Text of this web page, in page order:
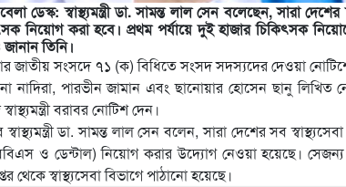
ডেস্ক: স্বাস্থ্যমন্ত্রী ডা. সামন্ত লাল সেন বলেছেন, সারা
নিয়োগ করা হবে। প্রথম পর্যায়ে দুই হাজার চিকিৎসক
তিনি।
জাতীয় সংসদে ৭১ (ক) বিধিতে সংসদ সদস্যদের দেওয়া
নাদিরা, পারভীন জামান এবং ছানোয়ার হোসেন ছানু লিখিত
স্বাস্থ্যমন্ত্রী বরাবর নোটিশ দেন।
ডা. সামন্ত লাল সেন বলেন, সারা দেশের সব
ও ডেন্টাল) নিয়োগ করার উদ্যোগ নেওয়া হয়েছে। সেজন্য
থেকে স্বাস্থ্যসেবা বিভাগে পাঠানো হয়েছে।